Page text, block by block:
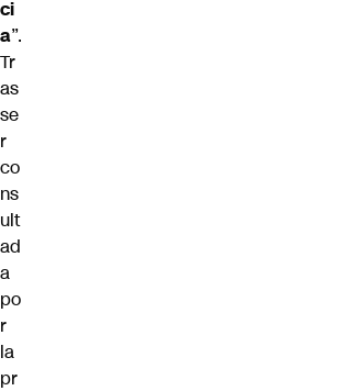
ci
a”.
Tr
as
se
r
co
ns
ult
ad
a
po
r
la
pr